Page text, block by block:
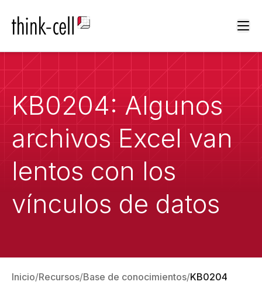
KB0204: Algunos
archivos Excel van
lentos con los
vínculos de datos
Inicio Recursos Base de conocimientos KB0204